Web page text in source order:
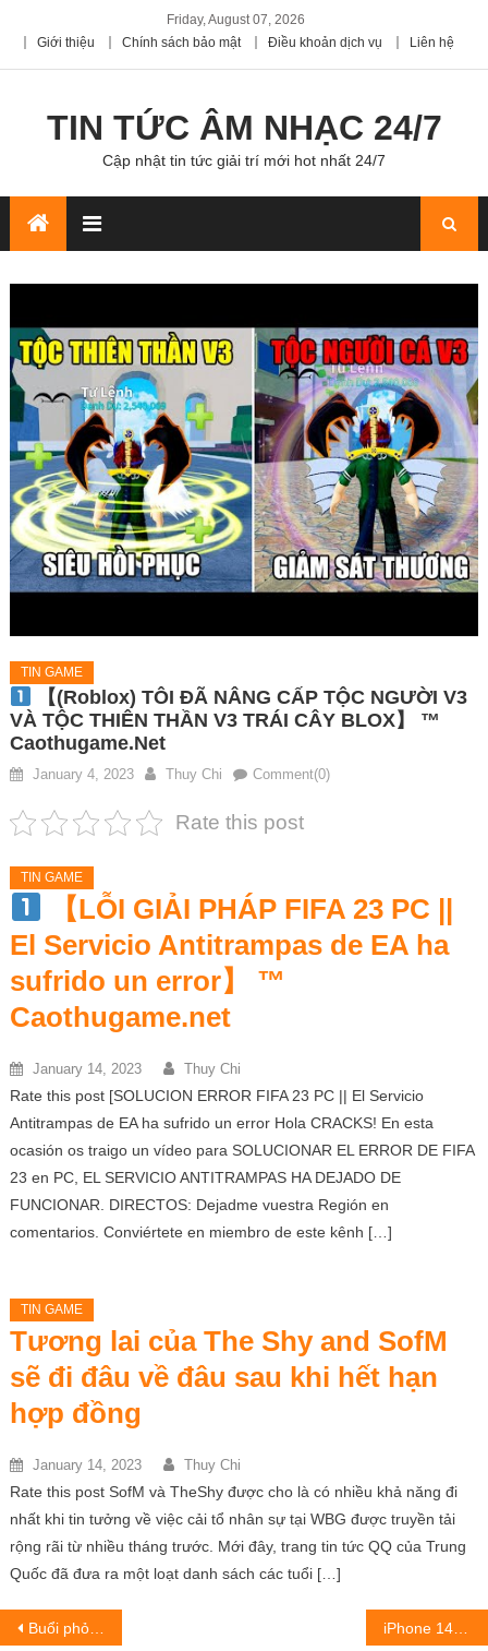
Friday, August 07, 2026
Giới thiệu
Chính sách bảo mật Điều khoản dịch vụ Liên hệ
TIN TỨC ÂM NHẠC 24/7
Cập nhật tin tức giải trí mới hot nhất 24/7
TIN GAME
【(Roblox) TÔI ĐÃ NÂNG CẤP TỘC NGƯỜI V3
VÀ TỘC THIÊN THẦN V3 TRÁI CÂY BLOX】 ™
Caothugame.net
January 4, 2023 Thuy Chi Comment(0)
Rate this post
TIN GAME
【LỖI GIẢI PHÁP FIFA 23 PC ||
El Servicio Antitrampas de EA ha
sufrido un error】 ™
Caothugame.net
January 14, 2023 Thuy Chi
Rate this post [SOLUCION ERROR FIFA 23 PC || El Servicio
Antitrampas de EA ha sufrido un error Hola CRACKS! En esta
ocasión os traigo un vídeo para SOLUCIONAR EL ERROR DE FIFA
23 en PC, EL SERVICIO ANTITRAMPAS HA DEJADO DE
FUNCIONAR. DIRECTOS: Dejadme vuestra Región en
comentarios. Conviértete en miembro de este kênh […]
TIN GAME
Tương lai của The Shy and SofM
sẽ đi đâu về đâu sau khi hết hạn
hợp đồng
January 14, 2023 Thuy Chi
Rate this post SofM và TheShy được cho là có nhiều khả năng đi
nhất khi tin tưởng về việc cải tổ nhân sự tại WBG được truyền tải
rộng rãi từ nhiều tháng trước. Mới đây, trang tin tức QQ của Trung
Quốc đã đưa ra một loạt danh sách các tuổi […]
Post
Buổi phỏng vấn với Hoyoverse make game thủ bất ổn trước tương lai của game